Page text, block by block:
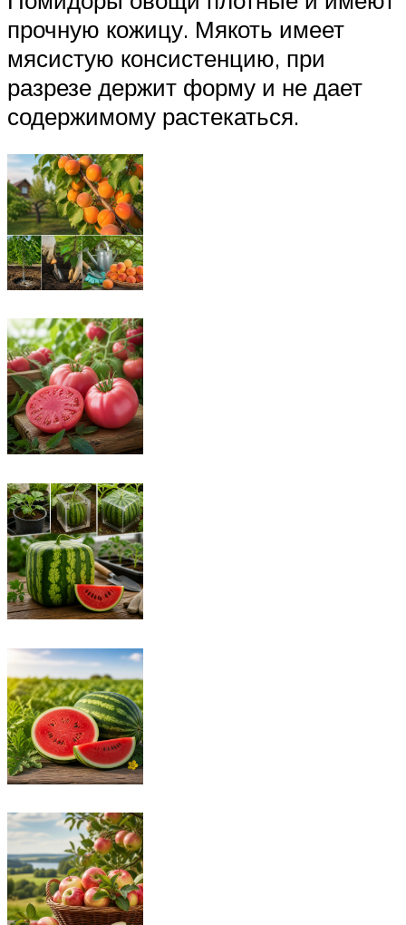
прочную кожицу. Мякоть имеет
мясистую консистенцию, при
разрезе держит форму и не дает
содержимому растекаться.